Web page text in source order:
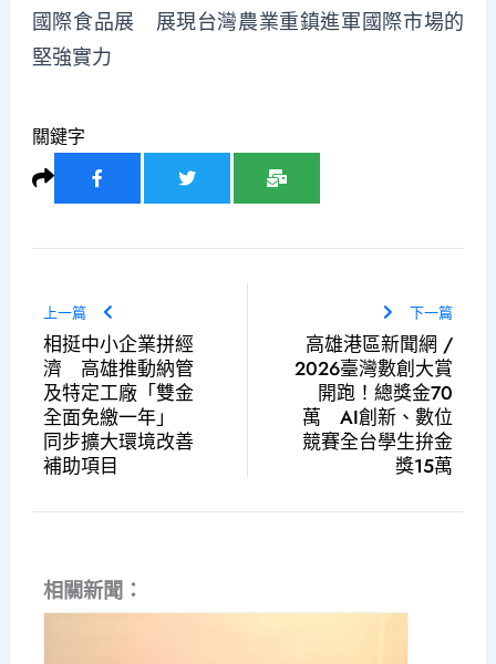
國際食品展 展現台灣農業重鎮進軍國際市場的
堅強實力
關鍵字
上一篇
相挺中小企業拼經
濟 高雄推動納管
及特定工廠「雙金
全面免繳一年」
同步擴大環境改善
補助項目
下一篇
高雄港區新聞網 /
2026臺灣數創大賞
開跑！總獎金70
萬 AI創新、數位
競賽全台學生拚金
獎15萬
相關新聞：